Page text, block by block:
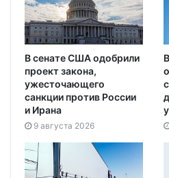
В сенате США одобрили
проект закона,
ужесточающего
санкции против России
и Ирана
9 августа 2026